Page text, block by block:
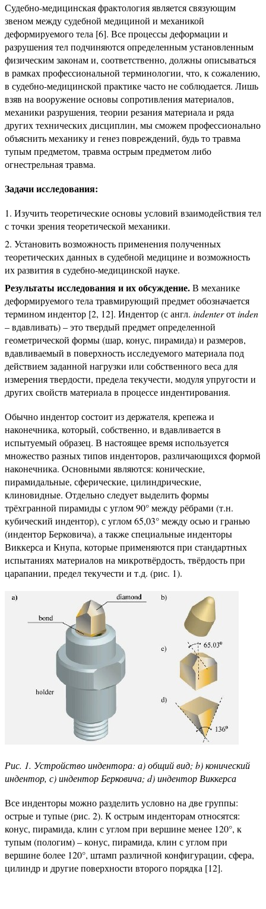
Судебно-медицинская фрактология является связующим
звеном между судебной медициной и механикой
деформируемого тела [6]. Все процессы деформации и
разрушения тел подчиняются определенным установленным
физическим законам и, соответственно, должны описываться
в рамках профессиональной терминологии, что, к сожалению,
в судебно-медицинской практике часто не соблюдается. Лишь
взяв на вооружение основы сопротивления материалов,
механики разрушения, теории резания материала и ряда
других технических дисциплин, мы сможем профессионально
объяснить механику и генез повреждений, будь то травма
тупым предметом, травма острым предметом либо
огнестрельная травма.
Задачи исследования:
Изучить теоретические основы условий взаимодействия тел
с точки зрения теоретической механики.
Установить возможность применения полученных
теоретических данных в судебной медицине и возможность
их развития в судебно-медицинской науке.
Результаты исследования и их обсуждение.В механике
деформируемого тела травмирующий предмет обозначается
термином индентор [2, 12]. Индентор (с англ. indenterотinden
– вдавливать) – это твердый предмет определенной
геометрической формы (шар, конус, пирамида) и размеров,
вдавливаемый в поверхность исследуемого материала под
действием заданной нагрузки или собственного веса для
измерения твердости, предела текучести, модуля упругости и
других свойств материала в процессе индентирования.
Обычно индентор состоит из держателя, крепежа и
наконечника, который, собственно, и вдавливается в
испытуемый образец. В настоящее время используется
множество разных типов инденторов, различающихся формой
наконечника. Основными являются: конические,
пирамидальные, сферические, цилиндрические,
клиновидные. Отдельно следует выделить формы
трёхгранной пирамиды с углом 90° между рёбрами (т.н.
кубический индентор), с углом 65,03° между осью и гранью
(индентор Берковича), а также специальные инденторы
Виккерса и Кнупа, которые применяются при стандартных
испытаниях материалов на микротвёрдость, твёрдость при
царапании, предел текучести и т.д. (рис. 1).
Рис. 1. Устройство индентора: а) общий вид; b) конический
индентор, с) индентор Берковича; d) индентор Виккерса
Все инденторы можно разделить условно на две группы:
острые и тупые (рис. 2). К острым инденторам относятся:
конус, пирамида, клин с углом при вершине менее 120°, к
тупым (пологим) – конус, пирамида, клин с углом при
вершине более 120°, штамп различной конфигурации, сфера,
цилиндр и другие поверхности второго порядка [12].